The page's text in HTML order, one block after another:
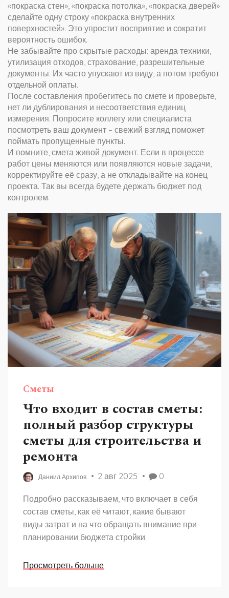
«покраска стен», «покраска потолка», «покраска дверей»
сделайте одну строку «покраска внутренних
поверхностей». Это упростит восприятие и сократит
вероятность ошибок.
Не забывайте про скрытые расходы: аренда техники,
утилизация отходов, страхование, разрешительные
документы. Их часто упускают из виду, а потом требуют
отдельной оплаты.
После составления пробегитесь по смете и проверьте,
нет ли дублирования и несоответствия единиц
измерения. Попросите коллегу или специалиста
посмотреть ваш документ – свежий взгляд поможет
поймать пропущенные пункты.
И помните, смета живой документ. Если в процессе
работ цены меняются или появляются новые задачи,
корректируйте её сразу, а не откладывайте на конец
проекта. Так вы всегда будете держать бюджет под
контролем.
Сметы
Что входит в состав сметы:
полный разбор структуры
сметы для строительства и
ремонта
Даниил Архипов 2 авг 2025 0
Подробно рассказываем, что включает в себя
состав сметы, как её читают, какие бывают
виды затрат и на что обращать внимание при
планировании бюджета стройки.
Просмотреть больше